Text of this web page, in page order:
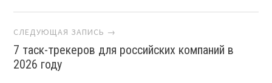
СЛЕДУЮЩАЯ ЗАПИСЬ →
7 таск-трекеров для российских компаний в
2026 году